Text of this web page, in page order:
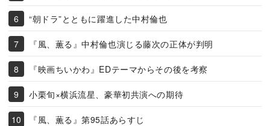
“朝ドラ”とともに躍進した中村倫也
『風、薫る』中村倫也演じる藤次の正体が判明
『映画ちいかわ』EDテーマからその後を考察
小栗旬×横浜流星、豪華初共演への期待
『風、薫る』第95話あらすじ